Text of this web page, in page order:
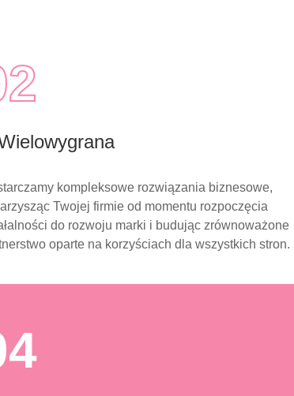
kompleksowe rozwiązania biznesowe,
Twojej firmie od momentu rozpoczęcia
do rozwoju marki i budując zrównoważone
oparte na korzyściach dla wszystkich stron.